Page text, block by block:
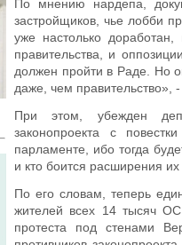
По мнению нардепа,
застройщиков, чье лобби
уже настолько
правительства, и
должен пройти в Раде. Но
даже, чем правительство»,
При этом, убежден
законопроекта с
парламенте, ибо тогда
и кто боится расширения
По его словам, теперь
жителей всех 14 тысяч
протеста под стенами